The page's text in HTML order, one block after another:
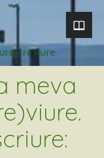
i reviure
meva